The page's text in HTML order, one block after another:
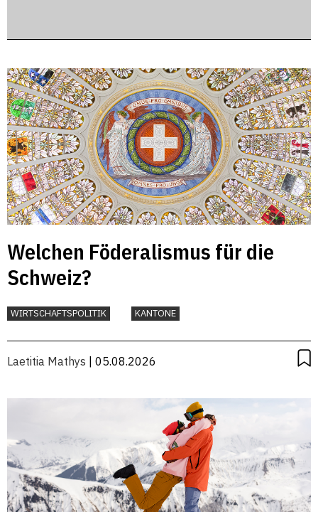
Welchen Föderalismus für die
Schweiz?
WIRTSCHAFTSPOLITIK KANTONE
Laetitia Mathys | 05.08.2026